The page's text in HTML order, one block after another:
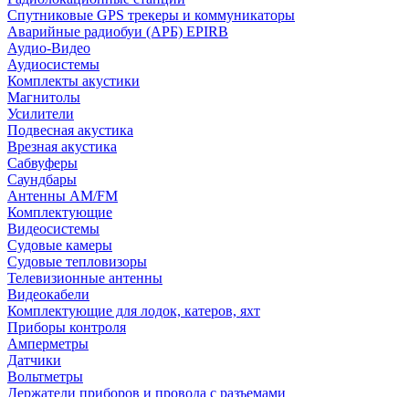
Спутниковые GPS трекеры и коммуникаторы
Аварийные радиобуи (АРБ) EPIRB
Аудио-Видео
Аудиосистемы
Комплекты акустики
Магнитолы
Усилители
Подвесная акустика
Врезная акустика
Сабвуферы
Саундбары
Антенны AM/FM
Комплектующие
Видеосистемы
Судовые камеры
Cудовые тепловизоры
Телевизионные антенны
Видеокабели
Комплектующие для лодок, катеров, яхт
Приборы контроля
Амперметры
Датчики
Вольтметры
Держатели приборов и провода с разъемами